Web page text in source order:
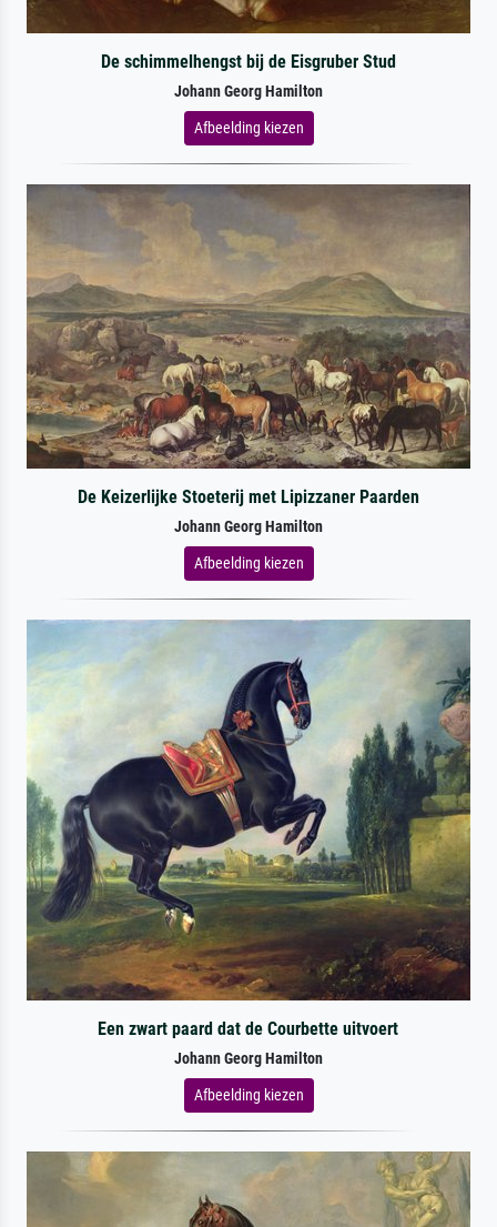
De schimmelhengst bij de Eisgruber Stud
Johann Georg Hamilton
Afbeelding kiezen
De Keizerlijke Stoeterij met Lipizzaner Paarden
Johann Georg Hamilton
Afbeelding kiezen
Een zwart paard dat de Courbette uitvoert
Johann Georg Hamilton
Afbeelding kiezen